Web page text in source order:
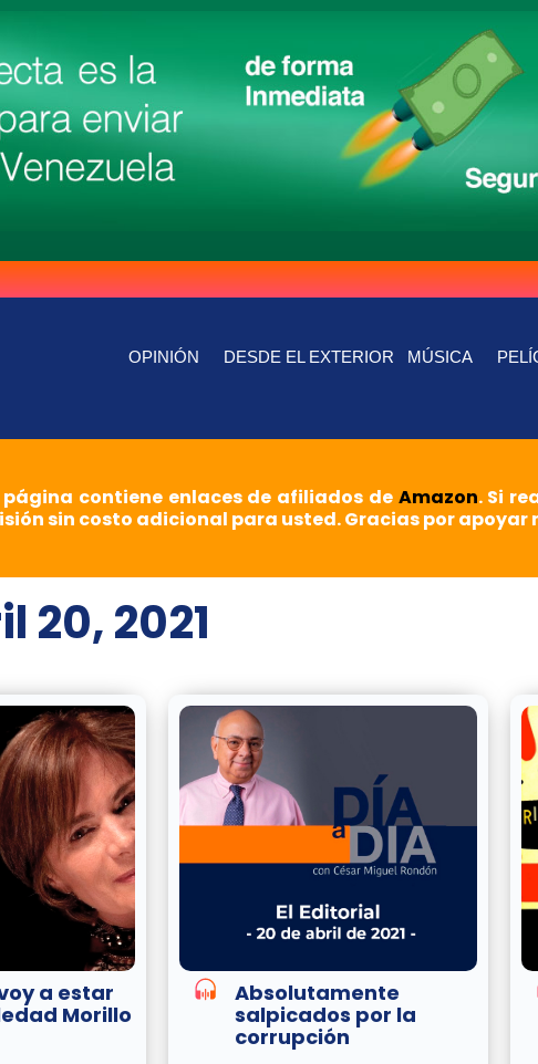
OPINIÓN DESDE EL EXTERIOR MÚSICA
página contiene enlaces de afiliados de Amazon. Si
sin costo adicional para usted. Gracias por apoyar
20, 2021
a estar
Morillo
Absolutamente
salpicados por la
corrupción